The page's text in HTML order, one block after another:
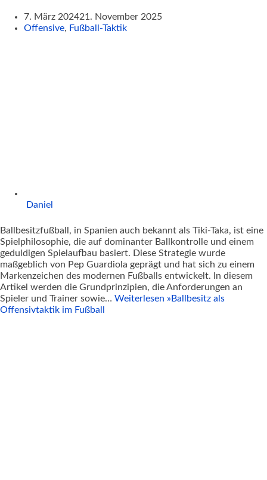
7. März 202421. November 2025
Offensive, Fußball-Taktik
Daniel
Ballbesitzfußball, in Spanien auch bekannt als Tiki-Taka, ist eine
Spielphilosophie, die auf dominanter Ballkontrolle und einem
geduldigen Spielaufbau basiert. Diese Strategie wurde
maßgeblich von Pep Guardiola geprägt und hat sich zu einem
Markenzeichen des modernen Fußballs entwickelt. In diesem
Artikel werden die Grundprinzipien, die Anforderungen an
Spieler und Trainer sowie… Weiterlesen » Ballbesitz als
Offensivtaktik im Fußball